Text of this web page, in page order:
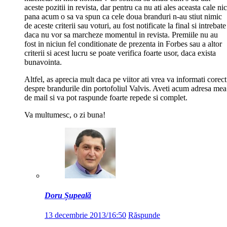
aceste pozitii in revista, dar pentru ca nu ati ales aceasta cale
pana acum o sa va spun ca cele doua branduri n-au stiut nimic
de aceste criterii sau voturi, au fost notificate la final si intrebate
daca nu vor sa marcheze momentul in revista. Premiile nu au
fost in niciun fel conditionate de prezenta in Forbes sau a altor
criterii si acest lucru se poate verifica foarte usor, daca exista
bunavointa.
Altfel, as aprecia mult daca pe viitor ati vrea va informati corect
despre brandurile din portofoliul Valvis. Aveti acum adresa mea
de mail si va pot raspunde foarte repede si complet.
Va multumesc, o zi buna!
Doru Șupeală
13 decembrie 2013/16:50 Răspunde